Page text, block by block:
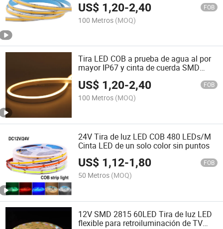
US$ 1,20-2,40 FOB
100 Metros (MOQ)
Tira LED COB a prueba de agua al por
mayor IP67 y cinta de cuerda SMD
2835 flexible / neón flexible con tubo
de neón LED para decoración de
edificios y Navidad
US$ 1,20-2,40 FOB
100 Metros (MOQ)
24V Tira de luz LED COB 480 LEDs/M
Cinta LED de un solo color sin puntos
US$ 1,12-1,80 FOB
50 Metros (MOQ)
12V SMD 2815 60LED Tira de luz LED
flexible para retroiluminación de TV